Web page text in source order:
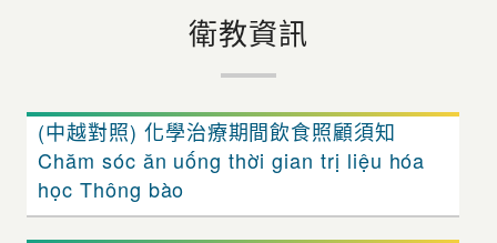
衛教資訊
(中越對照) 化學治療期間飲食照顧須知
Chăm sóc ăn uống thời gian trị liệu hóa
học Thông bào